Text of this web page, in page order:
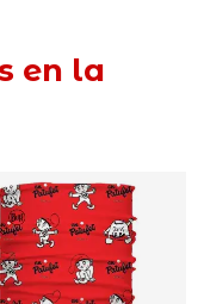
en la